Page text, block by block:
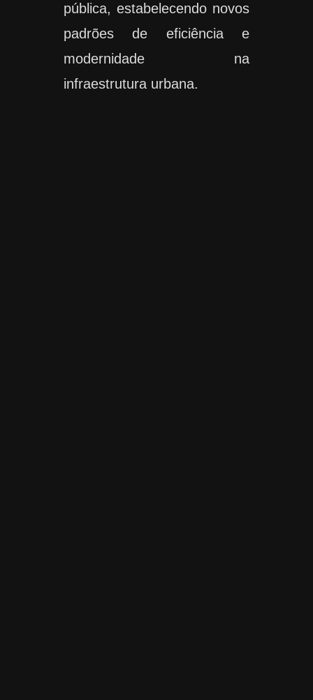
pública, estabelecendo novos
padrões de eficiência e
modernidade na
infraestrutura urbana.